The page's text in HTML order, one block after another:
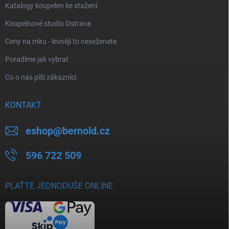
Katalogy koupelen ke stažení
Koupelnové studio Ostrava
Ceny na míru - levněji to neseženete
Poradíme jak vybrat
Co o nás píší zákazníci
KONTAKT
eshop@bernold.cz
596 722 509
PLAŤTE JEDNODUŠE ONLINE